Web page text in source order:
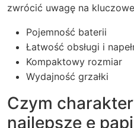
zwrócić uwagę na
Pojemność baterii
Łatwość obsługi i
Kompaktowy rozmiar
Wydajność grzałki
Czym
najlepsze e